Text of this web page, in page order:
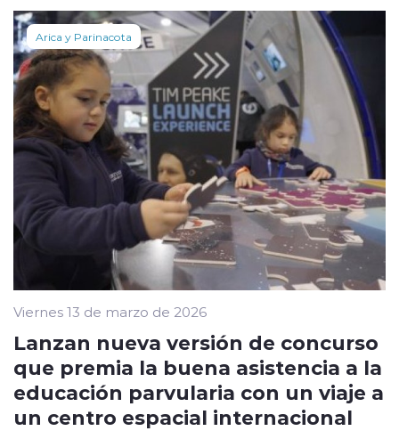
Arica y Parinacota
Viernes 13 de marzo de 2026
Lanzan nueva versión de concurso
que premia la buena asistencia a la
educación parvularia con un viaje a
un centro espacial internacional